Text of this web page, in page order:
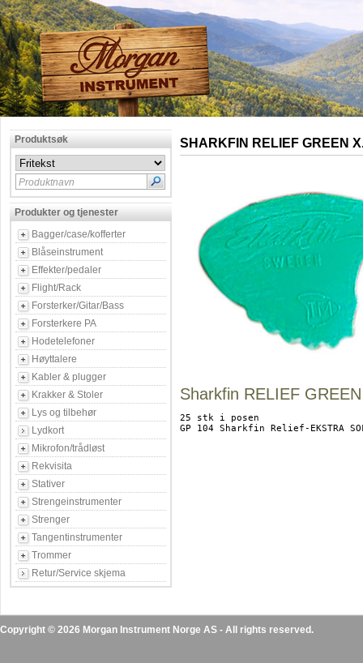
Produktsøk
Produktnavn
Produkter og tjenester
Bagger/case/kofferter
Blåseinstrument
Effekter/pedaler
Flight/Rack
Forsterker/Gitar/Bass
Forsterkere PA
Hodetelefoner
Høyttalere
Kabler & plugger
Krakker & Stoler
Lys og tilbehør
Lydkort
Mikrofon/trådløst
Rekvisita
Stativer
Strengeinstrumenter
Strenger
Tangentinstrumenter
Trommer
Retur/Service skjema
SHARKFIN RELIEF GREEN
Sharkfin RELIEF
25 stk i posen
GP 104 Sharkfin Relief-EKSTRA
Copyright © 2026 Morgan Instrument Norge AS - All rights reserved.